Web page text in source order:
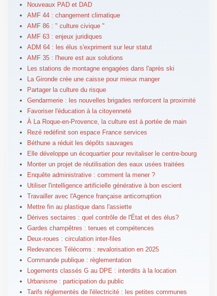
Nouveaux PAD et DAD
AMF 44 : changement climatique
AMF 86 : " culture civique "
AMF 63 : enjeux juridiques
ADM 64 : les élus s'expriment sur leur statut
AMF 35 : l'heure est aux solutions
Les stations de montagne engagées dans l'après ski
La Gironde crée une caisse pour mieux manger
Partager la culture du risque
Gendarmerie : les nouvelles brigades renforcent la proximité
Favoriser l'éducation à la citoyenneté
À La Roque-en-Provence, la culture est à portée de main
Rezé redéfinit son espace France services
Béthune a réduit les dépôts sauvages
Elle développe un écoquartier pour revitaliser le centre-bourg
Monter un projet de réutilisation des eaux usées traitées
Enquête administrative : comment la mener ?
Utiliser l'intelligence artificielle générative à bon escient
Travailler avec l'Agence française anticorruption
Mettre fin au plastique dans l'assiette
Dérives sectaires : quel contrôle de l'État et des élus?
Gardes champêtres : tenues et compétences
Deux-roues : circulation inter-files
Redevances Télécoms : revalorisation en 2025
Commande publique : règlementation
Logements classés G au DPE : interdits à la location
Urbanisme : participation du public
Tarifs réglementés de l'électricité : les petites communes